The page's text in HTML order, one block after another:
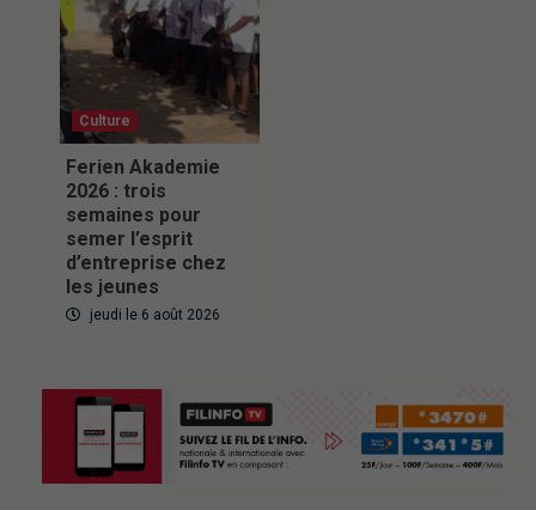
Culture
Ferien Akademie
2026 : trois
semaines pour
semer l’esprit
d’entreprise chez
les jeunes
jeudi le 6 août 2026